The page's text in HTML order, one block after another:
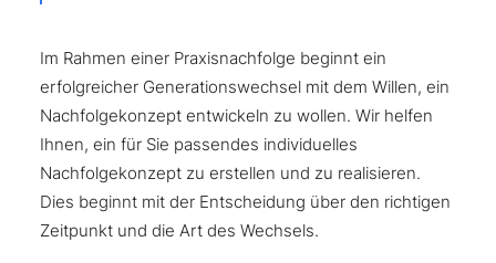
Im Rahmen einer Praxisnachfolge beginnt ein
erfolgreicher Generationswechsel mit dem Willen, ein
Nachfolgekonzept entwickeln zu wollen. Wir helfen
Ihnen, ein für Sie passendes individuelles
Nachfolgekonzept zu erstellen und zu realisieren.
Dies beginnt mit der Entscheidung über den richtigen
Zeitpunkt und die Art des Wechsels.